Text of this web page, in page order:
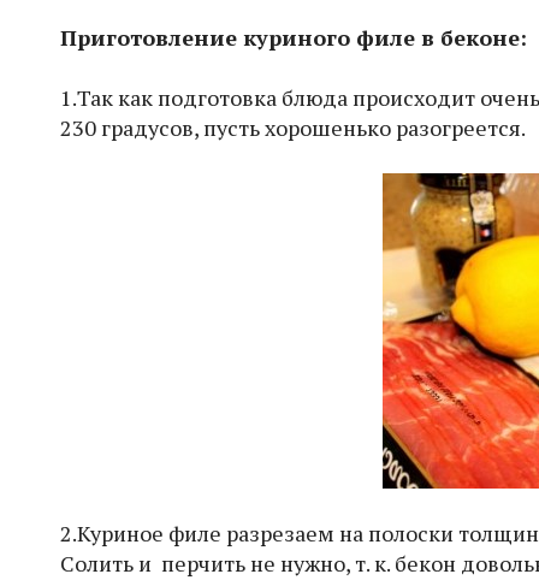
Приготовление куриного филе в беконе:
1.Так как подготовка блюда происходит
230 градусов, пусть хорошенько разогреется.
2.Куриное филе разрезаем на полоски
Солить и перчить не нужно, т. к. бекон